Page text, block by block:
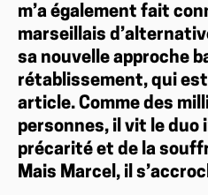
m’a également fait
marseillais
sa nouvelle approche
rétablissement, qui
article. Comme des
personnes, il vit le duo
précarité et de la
Mais Marcel, il